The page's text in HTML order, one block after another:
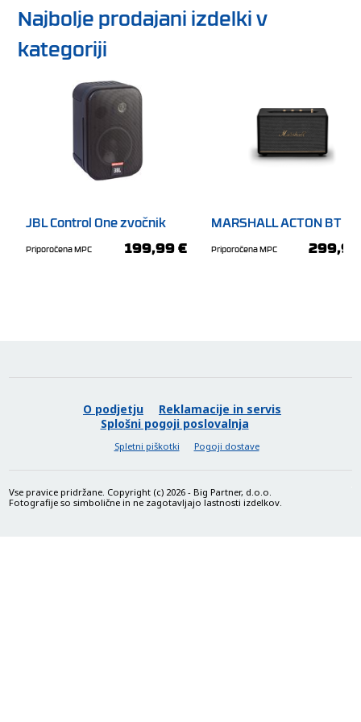
Najbolje prodajani izdelki v
kategoriji
JBL Control One zvočnik
Priporočena MPC 199,99 €
MARSHALL ACTON BT III
Priporočena MPC
O podjetju
Reklamacije in servis
Splošni pogoji poslovalnja
Spletni piškotki Pogoji dostave
Vse pravice pridržane. Copyright (c) 2026 - Big Partner, d.o.o.
Fotografije so simbolične in ne zagotavljajo lastnosti izdelkov.